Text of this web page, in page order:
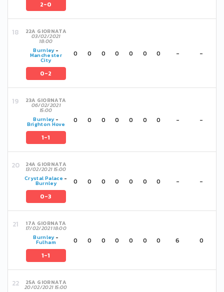
2-0
22A GIORNATA
03/02/2021
18:00
Burnley-
Manchester
City
0-2
0 0 0 0 0 0 0 - -
23A GIORNATA
06/02/2021
15:00
Burnley-
Brighton Hove
1-1
0 0 0 0 0 0 0 - -
24A GIORNATA
13/02/2021 15:00
Crystal Palace -
Burnley
0-3
0 0 0 0 0 0 0 - -
17A GIORNATA
17/02/2021 18:00
Burnley-
Fulham
1-1
0 0 0 0 0 0 0 6 0
25A GIORNATA
20/02/2021 15:00